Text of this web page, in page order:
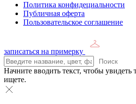
Политика конфидециальности
Публичная оферта
Пользовательское соглашение
записаться на примерку
Поиск
Начните вводить текст, чтобы
ищете.